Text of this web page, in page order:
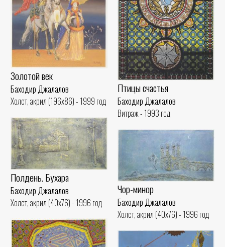
Золотой век
Баходир Джалалов
Холст, акрил (196x86) - 1999 год
Птицы счастья
Баходир Джалалов
Витраж - 1993 год
Полдень. Бухара
Баходир Джалалов
Холст, акрил (40x76) - 1996 год
Чор-минор
Баходир Джалалов
Холст, акрил (40x76) - 1996 год